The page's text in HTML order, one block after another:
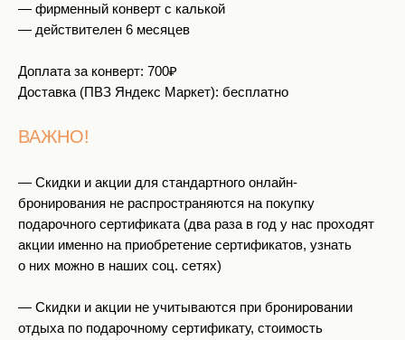
— ⁠фирменный конверт с калькой
— действителен 6 месяцев
Доплата за конверт: 700₽
Доставка (ПВЗ Яндекс Маркет): бесплатно
ВАЖНО!
— Скидки и акции для стандартного онлайн-
бронирования не распространяются на покупку
подарочного сертификата (два раза в год у нас проходят
акции именно на приобретение сертификатов, узнать
о них можно в наших соц. сетях)
— ⁠Скидки и акции не учитываются при бронировании
отдыха по подарочному сертификату, стоимость